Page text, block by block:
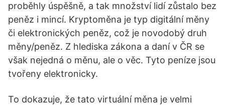
proběhly úspěšně, a tak množství lidí zůstalo bez
peněz i mincí. Kryptoměna je typ digitální měny
či elektronických peněz, což je novodobý druh
měny/peněz. Z hlediska zákona a daní v ČR se
však nejedná o měnu, ale o věc. Tyto peníze jsou
tvořeny elektronicky.
To dokazuje, že tato virtuální měna je velmi